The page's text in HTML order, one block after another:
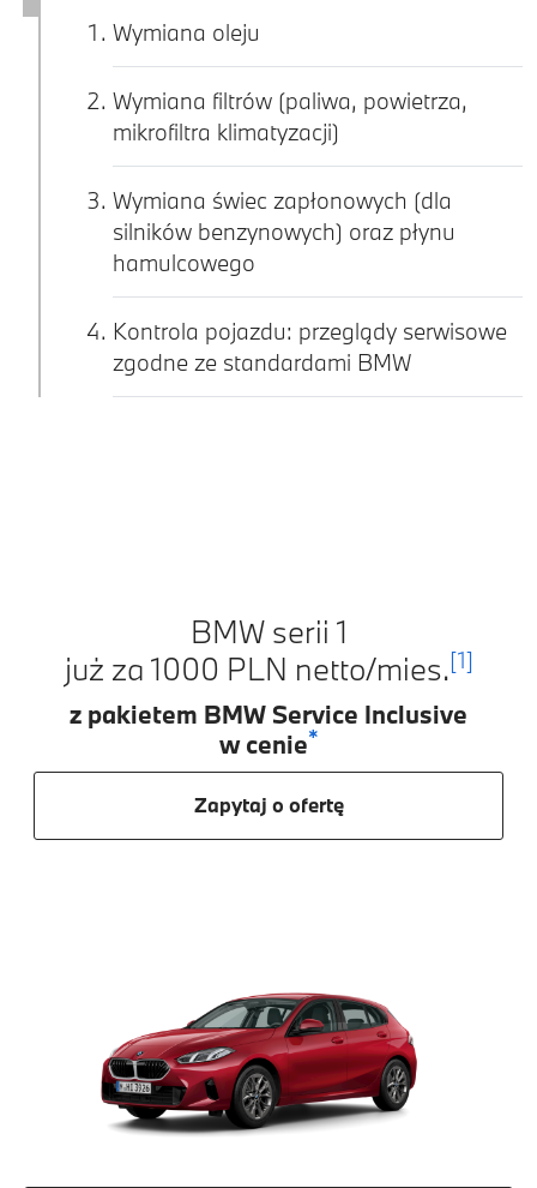
Wymiana oleju
Wymiana filtrów (paliwa, powietrza,
mikrofiltra klimatyzacji)
Wymiana świec zapłonowych (dla
silników benzynowych) oraz płynu
hamulcowego
Kontrola pojazdu: przeglądy serwisowe
zgodne ze standardami BMW
BMW serii 1
już za 1000 PLN netto/mies.[1]
z pakietem BMW Service Inclusive
w cenie*
Zapytaj o ofertę